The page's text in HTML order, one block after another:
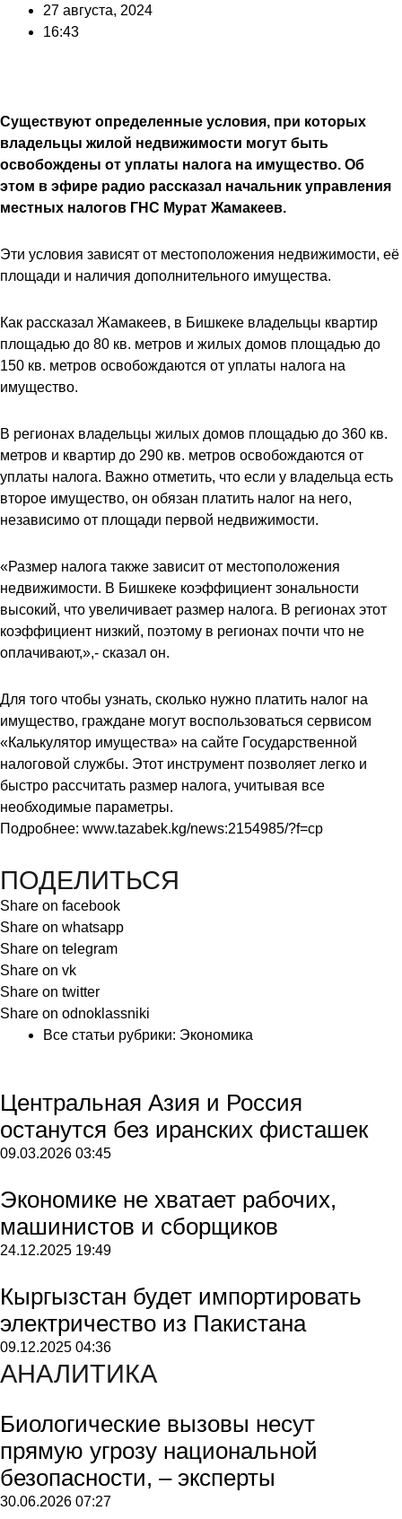
27 августа, 2024
16:43
Существуют определенные условия, при которых
владельцы жилой недвижимости могут быть
освобождены от уплаты налога на имущество. Об
этом в эфире радио рассказал начальник управления
местных налогов ГНС Мурат Жамакеев.
Эти условия зависят от местоположения недвижимости, её
площади и наличия дополнительного имущества.
Как рассказал Жамакеев, в Бишкеке владельцы квартир
площадью до 80 кв. метров и жилых домов площадью до
150 кв. метров освобождаются от уплаты налога на
имущество.
В регионах владельцы жилых домов площадью до 360 кв.
метров и квартир до 290 кв. метров освобождаются от
уплаты налога. Важно отметить, что если у владельца есть
второе имущество, он обязан платить налог на него,
независимо от площади первой недвижимости.
«Размер налога также зависит от местоположения
недвижимости. В Бишкеке коэффициент зональности
высокий, что увеличивает размер налога. В регионах этот
коэффициент низкий, поэтому в регионах почти что не
оплачивают,»,- сказал он.
Для того чтобы узнать, сколько нужно платить налог на
имущество, граждане могут воспользоваться сервисом
«Калькулятор имущества» на сайте Государственной
налоговой службы. Этот инструмент позволяет легко и
быстро рассчитать размер налога, учитывая все
необходимые параметры.
Подробнее: www.tazabek.kg/news:2154985/?f=cp
ПОДЕЛИТЬСЯ
Share on facebook
Share on whatsapp
Share on telegram
Share on vk
Share on twitter
Share on odnoklassniki
Все статьи рубрики: Экономика
Центральная Азия и Россия
останутся без иранских фисташек
09.03.2026 03:45
Экономике не хватает рабочих,
машинистов и сборщиков
24.12.2025 19:49
Кыргызстан будет импортировать
электричество из Пакистана
09.12.2025 04:36
АНАЛИТИКА
Биологические вызовы несут
прямую угрозу национальной
безопасности, – эксперты
30.06.2026 07:27